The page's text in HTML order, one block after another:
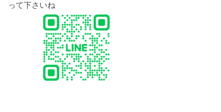
って下さいね